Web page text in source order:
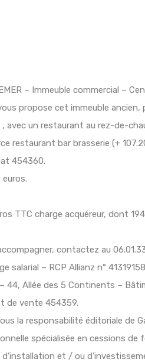
– Immeuble commercial –
propose cet immeuble
, avec un restaurant au rez-de-
restaurant bar brasserie (+
454360.
TTC charge acquéreur, dont
contactez au
salarial – RCP Allianz n°
44, Allée des 5 Continents –
de vente 454359.
la responsabilité éditoriale de
spécialisée en cessions de
et / ou